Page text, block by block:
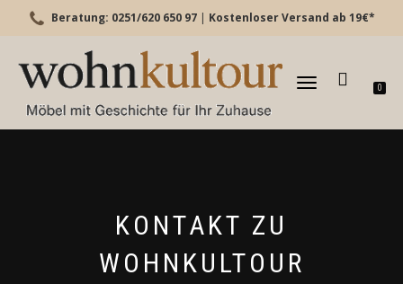
Beratung: 0251/620 650 97 | Kostenloser Versand ab 19€*
TOGGLE
0
KONTAKT ZU
WOHNKULTOUR